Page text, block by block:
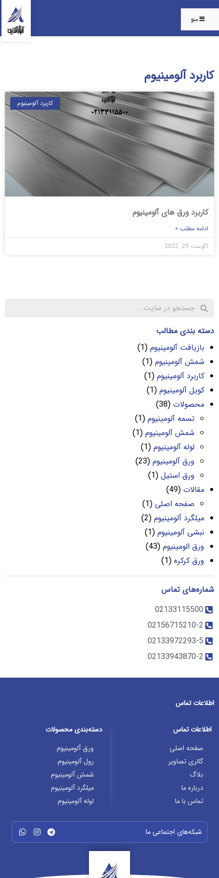
منو
کاربرد آلومینیوم
کاربرد آلومینیوم
کاربرد ورق های آلومینیوم
ادامه مطلب »
آگوست 29, 2022
دسته بندی مطالب
بازیافت آلومینیوم (1)
شمش آلومینیوم (1)
کاربرد آلومینیوم (1)
کویل آلومینیوم (1)
محصولات (38)
تسمه آلومینیوم (1)
شمش آلومینیوم (1)
لوله آلومینیوم (1)
ورق آلومینیوم (23)
ورق استیل (1)
مقالات (49)
صفحه اصلی (1)
میلگرد آلومینیوم (2)
نبشی آلومینیوم (1)
ورق الومینیوم (43)
ورق کرکره (1)
شماره‌های تماس
02133115500
02156715210-2
02133972293-5
02133943870-2
اطلاعات تماس
اطلاعات تماس
صفحه اصلی
گالری تصاویر
بلاگ
درباره ما
تماس با ما
دسته‌بندی محصولات
ورق آلومینیوم
رول آلومینیوم
شمش آلومینیوم
میلگرد آلومینیوم
لوله آلومینیوم
شبکه‌های اجتماعی ما